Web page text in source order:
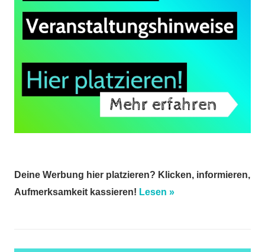
Deine Werbung hier platzieren? Klicken, informieren,
Aufmerksamkeit kassieren! Lesen »